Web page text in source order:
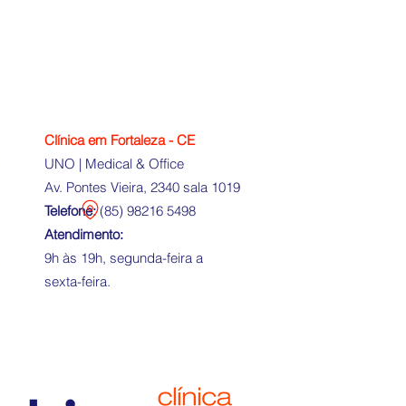
Clínica em Fortaleza - CE
UNO | Medical & Office
Av. Pontes Vieira, 2340 sala 1019
Telefone:(85) 98216 5498
Atendimento:
9h às 19h, segunda-feira a
sexta-feira.